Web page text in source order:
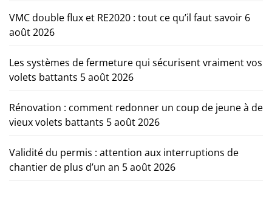
VMC double flux et RE2020 : tout ce qu’il faut savoir 6
août 2026
Les systèmes de fermeture qui sécurisent vraiment vos
volets battants 5 août 2026
Rénovation : comment redonner un coup de jeune à de
vieux volets battants 5 août 2026
Validité du permis : attention aux interruptions de
chantier de plus d’un an 5 août 2026